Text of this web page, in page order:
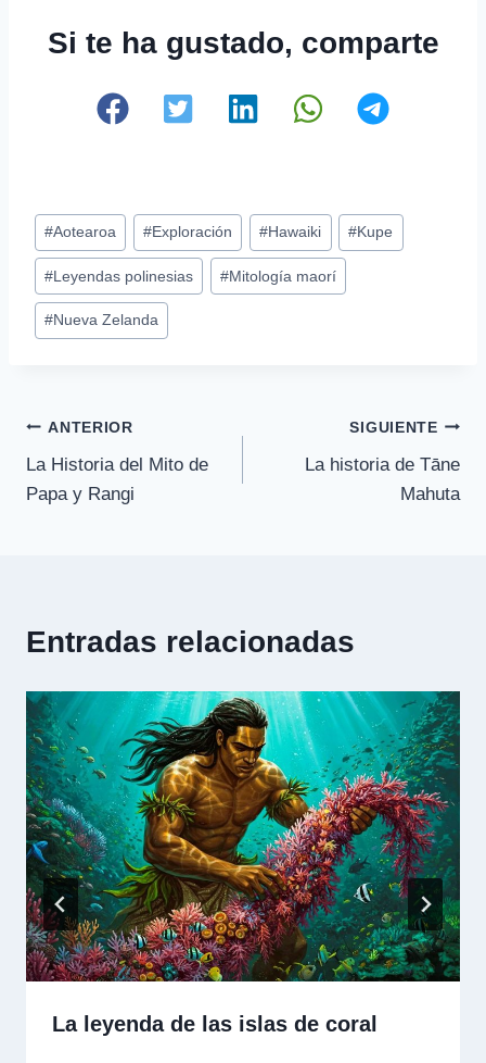
Si te ha gustado, comparte
Etiquetas
de
la
entrada:
#Aotearoa #Exploración #Hawaiki #Kupe
# Leyendas polinesias #Mitología maorí
#Nueva Zelanda
Navegación
de
ANTERIOR
La Historia del Mito de
Papa y Rangi
SIGUIENTE
La historia de Tāne
Mahuta
Entradas relacionadas
La leyenda de las islas de coral